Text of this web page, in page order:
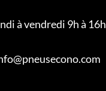
à vendredi 9h à 16h